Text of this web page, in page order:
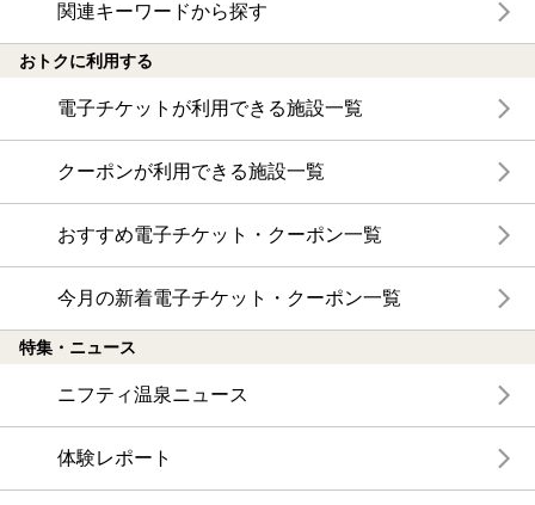
関連キーワードから探す
おトクに利用する
電子チケットが利用できる施設一覧
クーポンが利用できる施設一覧
おすすめ電子チケット・クーポン一覧
今月の新着電子チケット・クーポン一覧
特集・ニュース
ニフティ温泉ニュース
体験レポート